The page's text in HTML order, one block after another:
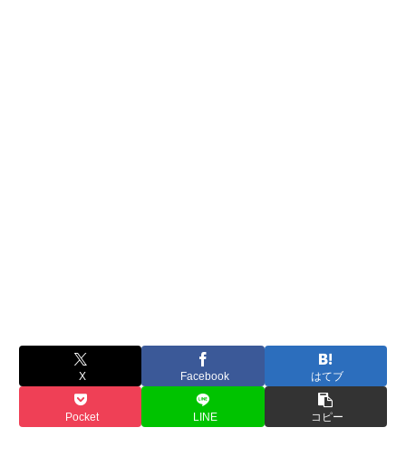
X Facebook はてブ
Pocket LINE コピー